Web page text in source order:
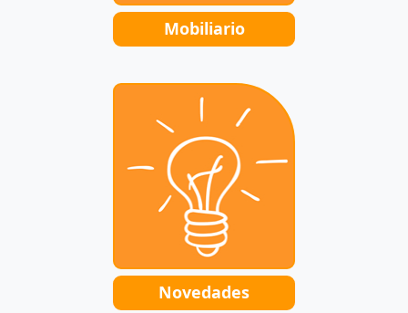
Mobiliario
Novedades